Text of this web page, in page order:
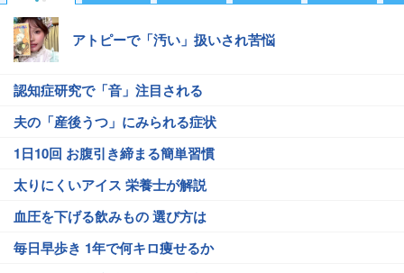
アトピーで「汚い」扱いされ苦悩
認知症研究で「音」注目される
夫の「産後うつ」にみられる症状
1日10回 お腹引き締まる簡単習慣
太りにくいアイス 栄養士が解説
血圧を下げる飲みもの 選び方は
毎日早歩き 1年で何キロ痩せるか